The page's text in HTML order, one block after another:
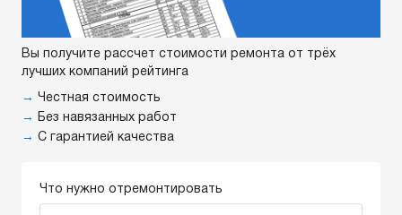
Что нужно отремонтировать
Вы получите рассчет стоимости ремонта от трёх
лучших компаний рейтинга
→ Честная стоимость
→
Без навязанных работ
→ С гарантией качества